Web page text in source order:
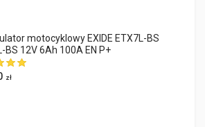
motocyklowy EXIDE ETX7L-BS
BS 12V 6Ah 100A EN P+
zł